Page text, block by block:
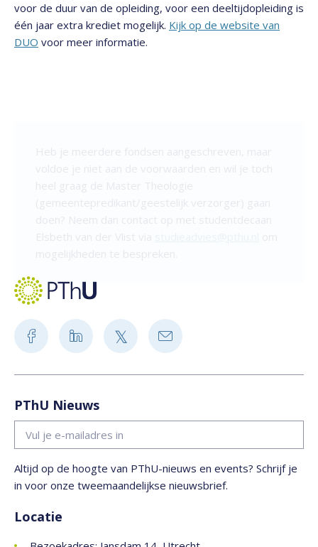
voor de duur van de opleiding, voor een deeltijdopleiding is
één jaar extra krediet mogelijk. Kijk op de website van
DUO voor meer informatie.
PThU Nieuws
Altijd op de hoogte van PThU-nieuws en events? Schrijf je
in voor onze tweemaandelijkse nieuwsbrief.
Locatie